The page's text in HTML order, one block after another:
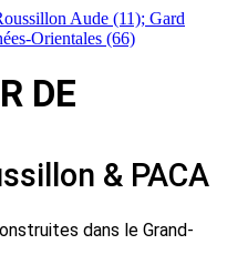
DE
& PACA
dans le Grand-